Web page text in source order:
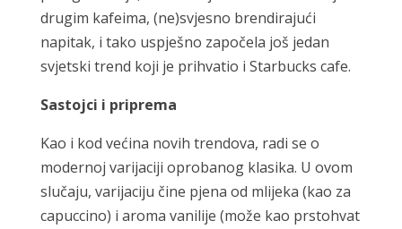
drugim kafeima, (ne)svjesno brendirajući
napitak, i tako uspješno započela još jedan
svjetski trend koji je prihvatio i Starbucks cafe.
Sastojci i priprema
Kao i kod većina novih trendova, radi se o
modernoj varijaciji oprobanog klasika. U ovom
slučaju, varijaciju čine pjena od mlijeka (kao za
capuccino) i aroma vanilije (može kao prstohvat